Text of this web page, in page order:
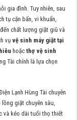
gia đình. Tuy nhiên, sau
tụ cặn bẩn, vi khuẩn,
chất lượng giặt giũ và
vụvệ sinh máy giặt tại
hoặcthợ vệ sinh
Tài chính là lựa chọn
Lạnh Hùng Tài chuyên
lồng giặt chuyên sâu,
và kéo dài tuổi thọ thiết